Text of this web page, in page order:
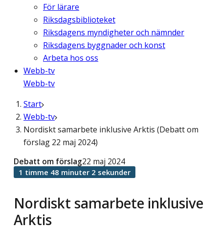
För lärare
Riksdagsbiblioteket
Riksdagens myndigheter och nämnder
Riksdagens byggnader och konst
Arbeta hos oss
Webb-tv
Webb-tv
Start
Webb-tv
Nordiskt samarbete inklusive Arktis (Debatt om
förslag 22 maj 2024)
Nordiskt samarbete inklusive
Arktis
Debatt om förslag22 maj 2024
1 timme 48 minuter 2 sekunder